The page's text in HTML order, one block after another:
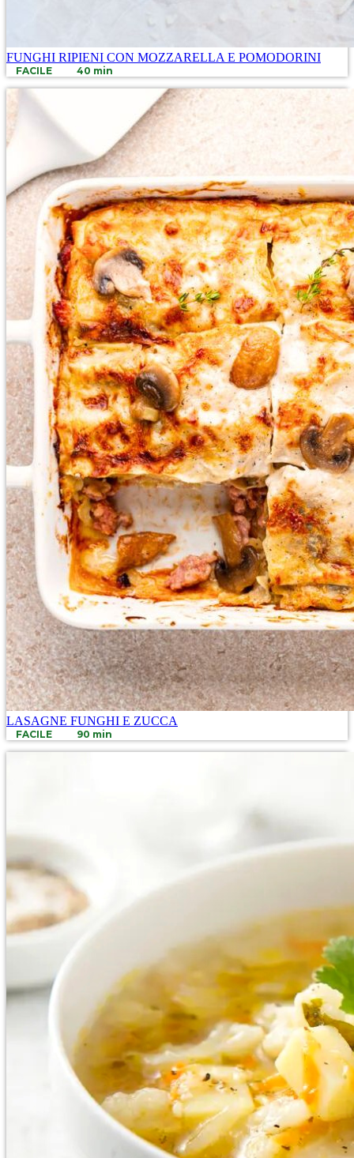
FUNGHI RIPIENI CON MOZZARELLA E POMODORINI
FACILE 40 min
LASAGNE FUNGHI E ZUCCA
FACILE 90 min